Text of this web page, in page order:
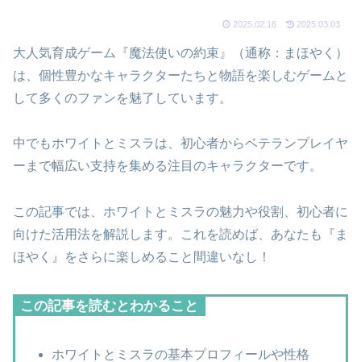
2025.02.16 2025.03.03
大人気育成ゲーム『魔法使いの約束』（通称：まほやく）
は、個性豊かなキャラクターたちと物語を楽しむゲームと
して多くのファンを魅了しています。
中でもホワイトとミスラは、初心者からベテランプレイヤ
ーまで幅広い支持を集める注目のキャラクターです。
この記事では、ホワイトとミスラの魅力や役割、初心者に
向けた活用法を解説します。これを読めば、あなたも『ま
ほやく』をさらに楽しめること間違いなし！
この記事を読むとわかること
ホワイトとミスラの基本プロフィールや性格